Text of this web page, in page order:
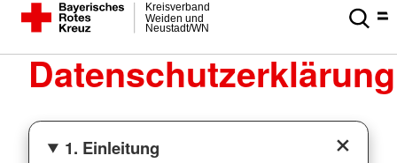
Neustadt/WN
Weiden und
Kreisverband
Datenschutzerklärung
1. Einleitung